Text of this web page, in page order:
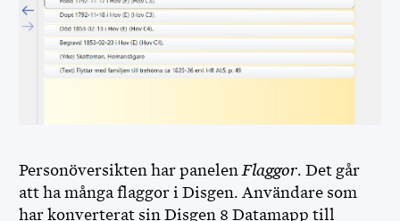
Personöversikten har panelenFlaggor. Det går
att ha många flaggor i Disgen. Användare som
har konverterat sin Disgen 8 Datamapp till